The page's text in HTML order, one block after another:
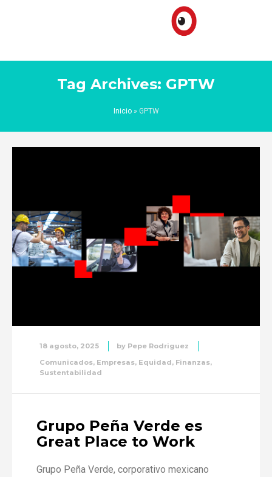
Tag Archives: GPTW
Inicio» GPTW
18 agosto, 2025 by Pepe Rodriguez
Comunicados, Empresas, Equidad, Finanzas,
Sustentabilidad
Grupo Peña Verde es
Great Place to Work
Grupo Peña Verde, corporativo mexicano